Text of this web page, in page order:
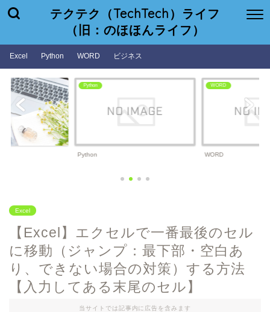
テクテク（TechTech）ライフ
（旧：のほほんライフ）
Excel Python WORD ビジネス
WORD
WORD
ビジネス
ビジネス
Excel
【Excel】エクセルで一番最後のセル
に移動（ジャンプ：最下部・空白あ
り、できない場合の対策）する方法
【入力してある末尾のセル】
当サイトでは記事内に広告を含みます